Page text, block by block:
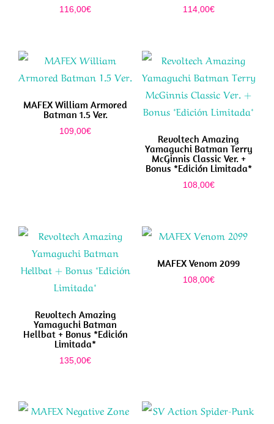
116,00€ 114,00€
MAFEX William Armored
Batman 1.5 Ver.
109,00€
Revoltech Amazing
Yamaguchi Batman Terry
McGinnis Classic Ver. +
Bonus *Edición Limitada*
108,00€
Revoltech Amazing
Yamaguchi Batman
Hellbat + Bonus *Edición
Limitada*
135,00€
MAFEX Venom 2099
108,00€